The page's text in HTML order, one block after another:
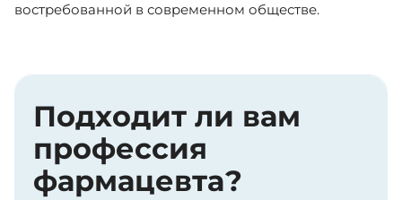
востребованной в современном обществе.
Подходит ли вам
профессия
фармацевта?